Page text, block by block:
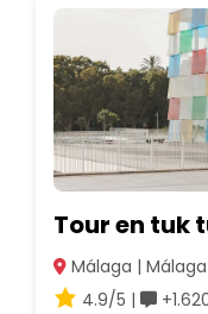
Tour en tuk
Málaga | Málaga
4.9/5 |